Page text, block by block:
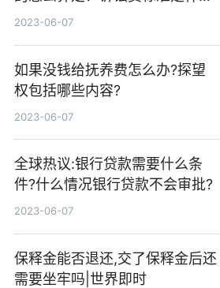
么？
2023-06-07
如果没钱给抚养费怎么办?探望
权包括哪些内容?
2023-06-07
全球热议:银行贷款需要什么条
件?什么情况银行贷款不会审批?
2023-06-07
保释金能否退还,交了保释金后还
需要坐牢吗|世界即时